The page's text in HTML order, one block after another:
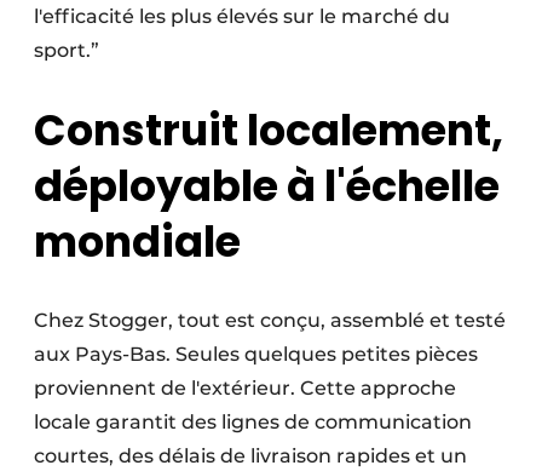
l'efficacité les plus élevés sur le marché du
sport.”
Construit localement,
déployable à l'échelle
mondiale
Chez Stogger, tout est conçu, assemblé et testé
aux Pays-Bas. Seules quelques petites pièces
proviennent de l'extérieur. Cette approche
locale garantit des lignes de communication
courtes, des délais de livraison rapides et un